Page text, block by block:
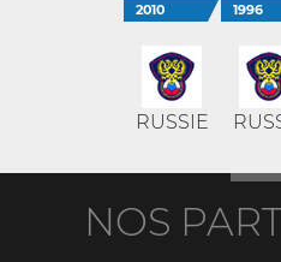
2010
RUSSIE
1996
NOS